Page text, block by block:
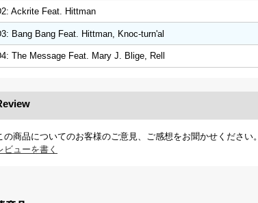
Ackrite Feat. Hittman
Bang Bang Feat. Hittman, Knoc-turn'al
The Message Feat. Mary J. Blige, Rell
の商品についてのお客様のご意見、ご感想をお聞かせください。
ビューを書く